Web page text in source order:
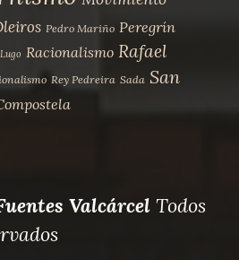
Pedro Mariño Peregrín
Racionalismo Rafael
Rey Pedreira Sada San
Valcárcel Todos